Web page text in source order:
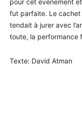
pour cet événement
fut parfaite. Le
tendait à jurer avec
toute, la performance
Texte: David Atman